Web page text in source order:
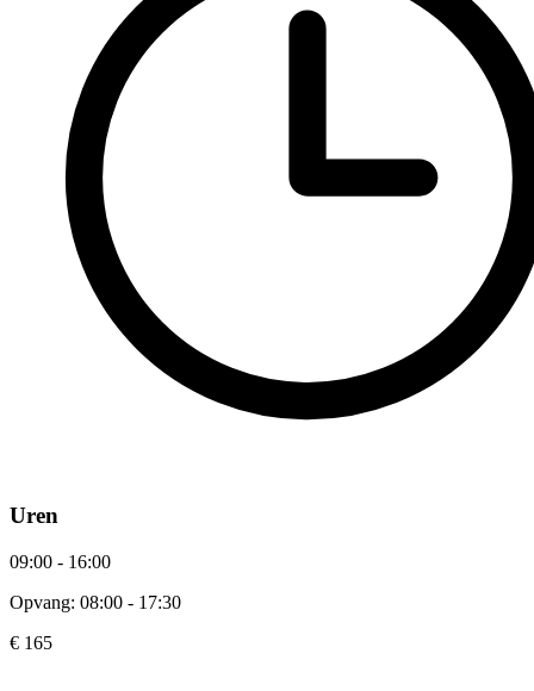
Uren
09:00 - 16:00
Opvang: 08:00 - 17:30
€ 165